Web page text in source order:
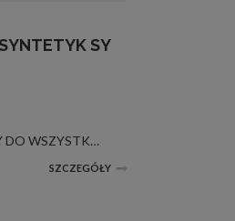
SY
SPEŁNIA NORMĘ DEXOS 2, CZYLI MOŻE BYĆ STOSOWANY DO WSZYSTKICH AUT (diesle i benzyna) KONCENU GM, WYPRODUKOWANYCH PO 2011W pełni syntetycznyDoskonała jakość1 litrowe opakowanieKlasa lepkości: SAE 5W-30Klasa jakości: API SM/CF, ACEA A3/B3/C3Specyfikacje:...
SZCZEGÓŁY